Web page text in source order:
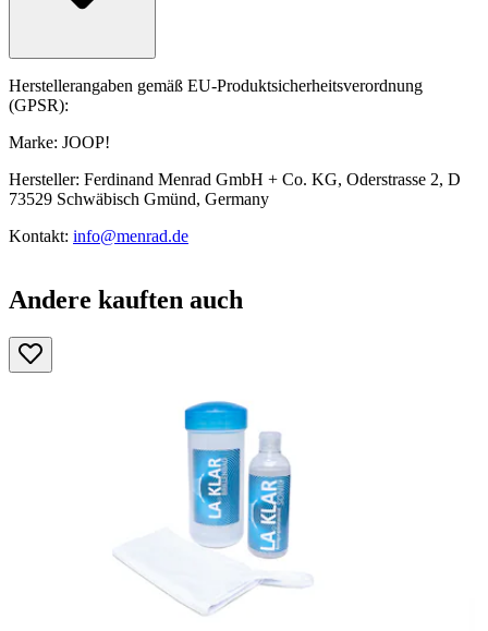
Herstellerangaben gemäß EU-Produktsicherheitsverordnung
(GPSR):
Marke: JOOP!
Hersteller: Ferdinand Menrad GmbH + Co. KG, Oderstrasse 2, D
73529 Schwäbisch Gmünd, Germany
Kontakt: info@menrad.de
Andere kauften auch